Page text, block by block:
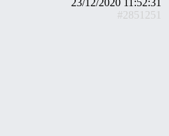
#2851251